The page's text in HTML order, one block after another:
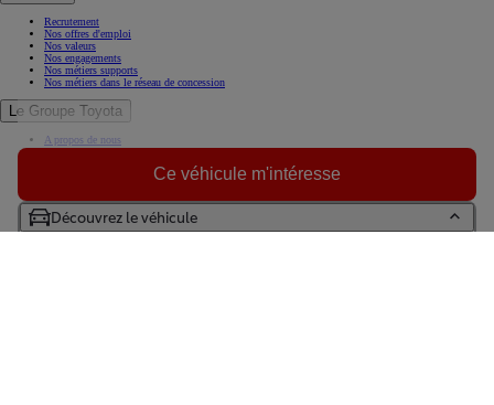
Ce véhicule m'intéresse
Découvrez le véhicule
Recrutement
Nos offres d'emploi
Nos valeurs
Nos engagements
Nos métiers supports
Nos métiers dans le réseau de concession
Le Groupe Toyota
A propos de nous
Histoire
Toujours plus loin
KINTO, la solution de mobilité sans contrainte